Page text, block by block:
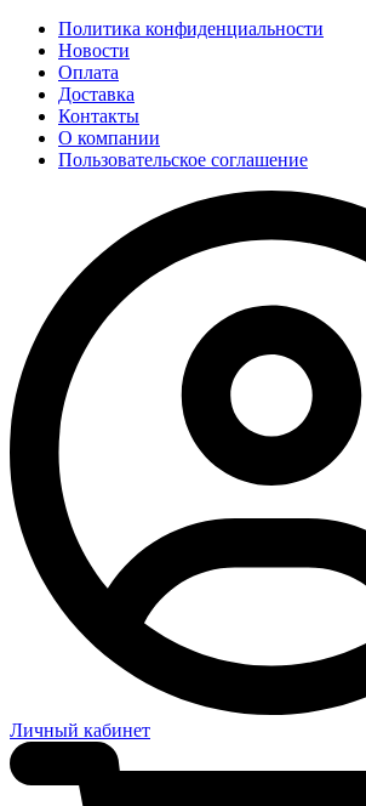
Политика конфиденциальности
Новости
Оплата
Доставка
Контакты
О компании
Пользовательское соглашение
Личный кабинет